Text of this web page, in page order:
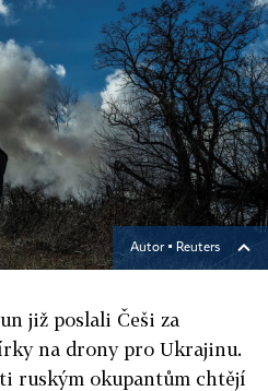
Autor ▪ Reuters
již poslali Češi za
na drony pro Ukrajinu.
ruským okupantům chtějí